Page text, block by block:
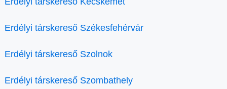
Erdélyi társkereső Székesfehérvár
Erdélyi társkereső Szolnok
Erdélyi társkereső Szombathely